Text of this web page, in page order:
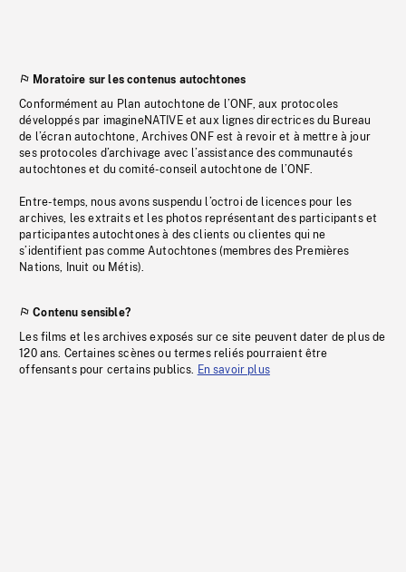
Moratoire sur les contenus autochtones
Conformément au Plan autochtone de l’ONF, aux protocoles
développés par imagineNATIVE et aux lignes directrices du Bureau
de l’écran autochtone, Archives ONF est à revoir et à mettre à jour
ses protocoles d’archivage avec l’assistance des communautés
autochtones et du comité-conseil autochtone de l’ONF.
Entre-temps, nous avons suspendu l’octroi de licences pour les
archives, les extraits et les photos représentant des participants et
participantes autochtones à des clients ou clientes qui ne
s’identifient pas comme Autochtones (membres des Premières
Nations, Inuit ou Métis).
Contenu sensible?
Les films et les archives exposés sur ce site peuvent dater de plus de
120 ans. Certaines scènes ou termes reliés pourraient être
offensants pour certains publics. En savoir plus